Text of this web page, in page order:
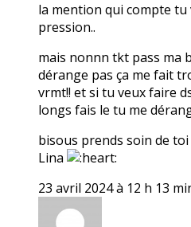
la mention qui compte tu
pression..
mais nonnn tkt pass ma
dérange pas ça me fait
vrmt!! et si tu veux faire
longs fais le tu me
bisous prends soin de toi
Lina
23 avril 2024 à 12 h 13